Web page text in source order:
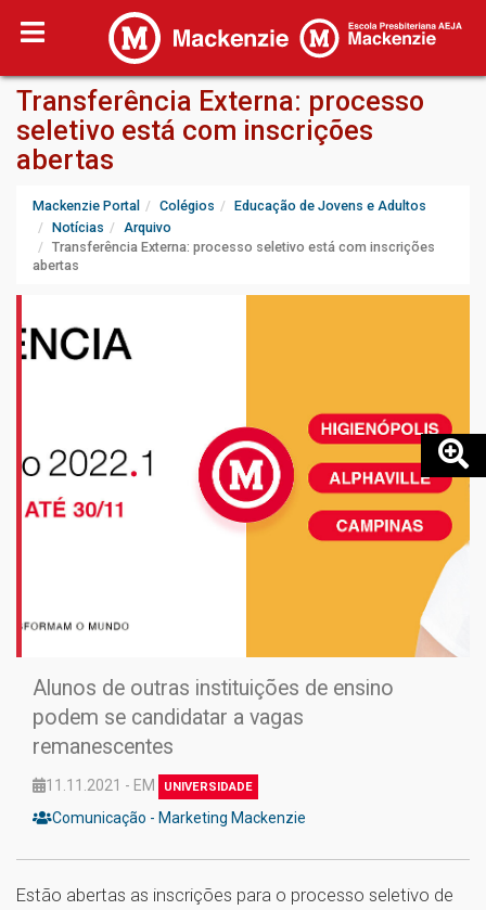
Transferência Externa: processo
seletivo está com inscrições
abertas
Mackenzie Portal Colégios
Educação de Jovens e Adultos
Notícias
Arquivo
Transferência Externa: processo seletivo está com inscrições
abertas
Alunos de outras instituições de ensino
podem se candidatar a vagas
remanescentes
11.11.2021 - EM UNIVERSIDADE
Comunicação - Marketing Mackenzie
Estão abertas as inscrições para o processo seletivo de